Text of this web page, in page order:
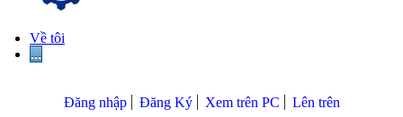
Về tôi
...
Đăng nhập Đăng Ký Xem trên PC Lên trên